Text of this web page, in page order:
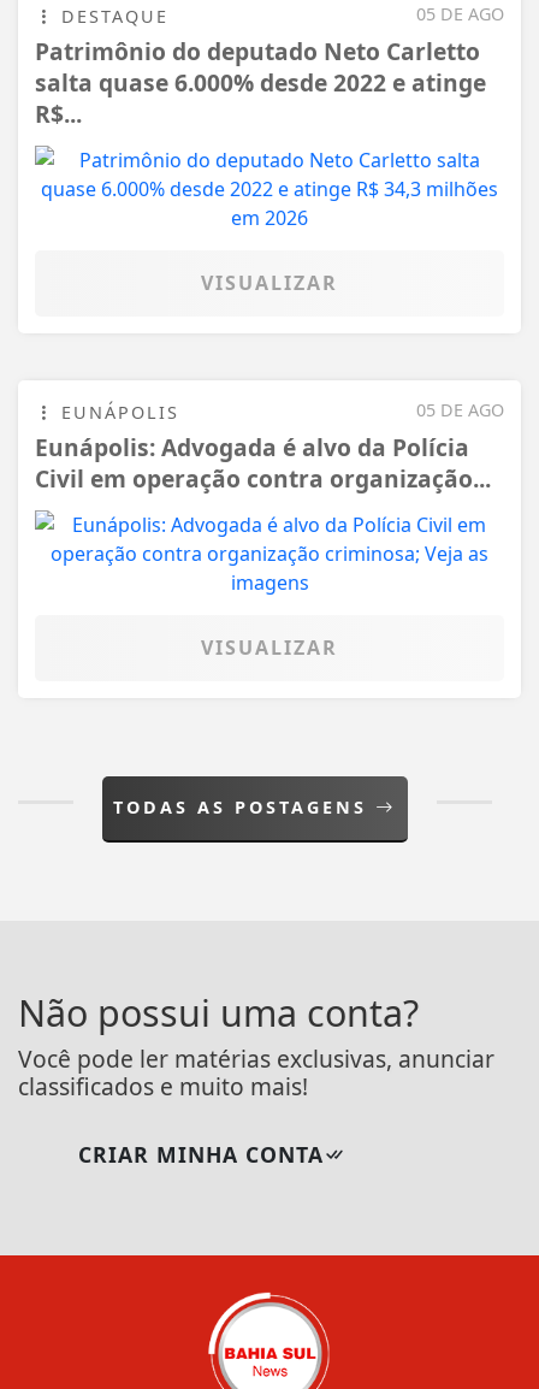
05 DE AGO
DESTAQUE
Patrimônio do deputado Neto Carletto
salta quase 6.000% desde 2022 e atinge
R$...
VISUALIZAR
05 DE AGO
EUNÁPOLIS
Eunápolis: Advogada é alvo da Polícia
Civil em operação contra organização...
VISUALIZAR
TODAS AS POSTAGENS
Não possui uma conta?
Você pode ler matérias exclusivas, anunciar
classificados e muito mais!
CRIAR MINHA CONTA